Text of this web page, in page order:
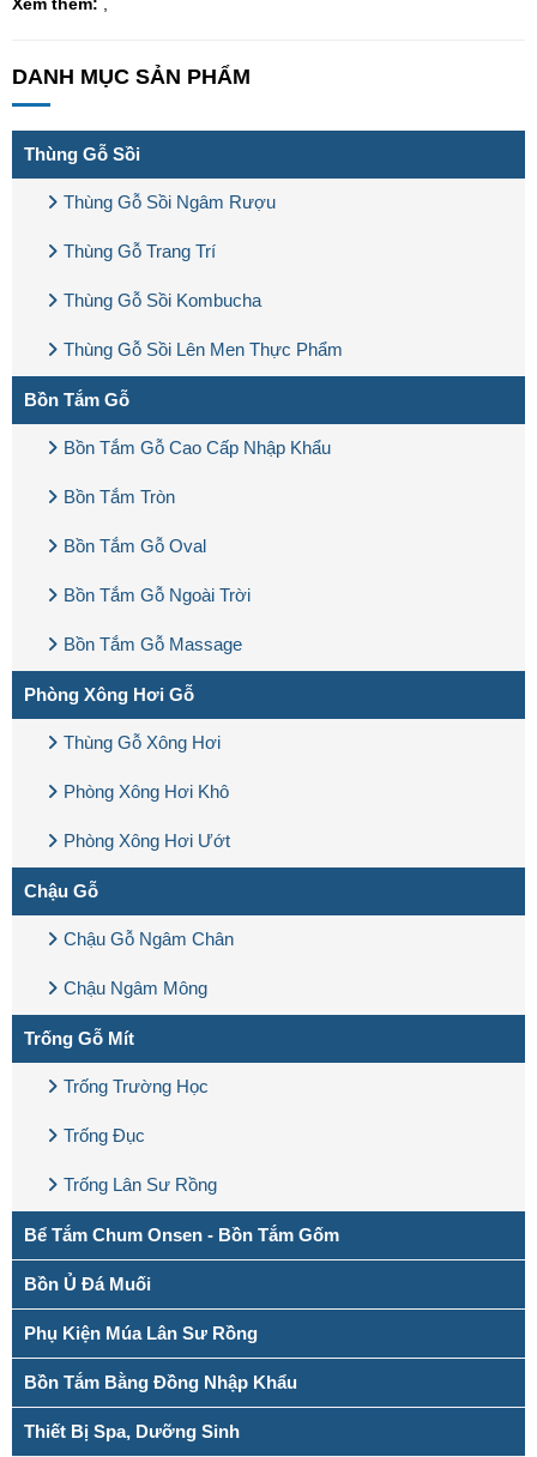
DANH MỤC SẢN PHẨM
Thùng Gỗ Sồi
Thùng Gỗ Sồi Ngâm Rượu
Thùng Gỗ Trang Trí
Thùng Gỗ Sồi Kombucha
Thùng Gỗ Sồi Lên Men Thực Phẩm
Bồn Tắm Gỗ
Bồn Tắm Gỗ Cao Cấp Nhập Khẩu
Bồn Tắm Tròn
Bồn Tắm Gỗ Oval
Bồn Tắm Gỗ Ngoài Trời
Bồn Tắm Gỗ Massage
Phòng Xông Hơi Gỗ
Thùng Gỗ Xông Hơi
Phòng Xông Hơi Khô
Phòng Xông Hơi Ướt
Chậu Gỗ
Chậu Gỗ Ngâm Chân
Chậu Ngâm Mông
Trống Gỗ Mít
Trống Trường Học
Trống Đục
Trống Lân Sư Rồng
Bể Tắm Chum Onsen - Bồn Tắm Gốm
Bồn Ủ Đá Muối
Phụ Kiện Múa Lân Sư Rồng
Bồn Tắm Bằng Đồng Nhập Khẩu
Thiết Bị Spa, Dưỡng Sinh